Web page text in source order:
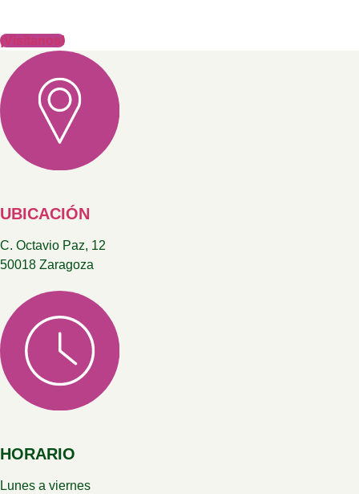
¡Visítanos!
UBICACIÓN
C. Octavio Paz, 12
50018 Zaragoza
HORARIO
Lunes a viernes